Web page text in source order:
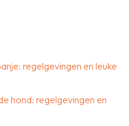
regelgevingen en leuke
hond: regelgevingen en